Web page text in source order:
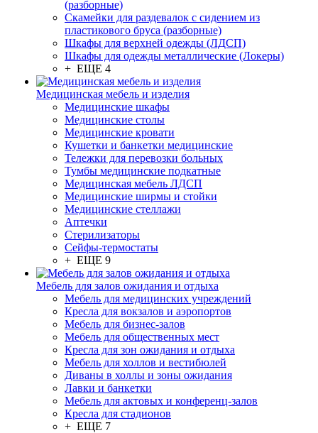
(разборные)
Скамейки для раздевалок с сидением из
пластикового бруса (разборные)
Шкафы для верхней одежды (ЛДСП)
Шкафы для одежды металлические (Локеры)
+ ЕЩЕ 4
Медицинская мебель и изделия
Медицинские шкафы
Медицинские столы
Медицинские кровати
Кушетки и банкетки медицинские
Тележки для перевозки больных
Тумбы медицинские подкатные
Медицинская мебель ЛДСП
Медицинские ширмы и стойки
Медицинские стеллажи
Аптечки
Стерилизаторы
Сейфы-термостаты
+ ЕЩЕ 9
Мебель для залов ожидания и отдыха
Мебель для медицинских учреждений
Кресла для вокзалов и аэропортов
Мебель для бизнес-залов
Мебель для общественных мест
Кресла для зон ожидания и отдыха
Мебель для холлов и вестибюлей
Диваны в холлы и зоны ожидания
Лавки и банкетки
Мебель для актовых и конференц-залов
Кресла для стадионов
+ ЕЩЕ 7